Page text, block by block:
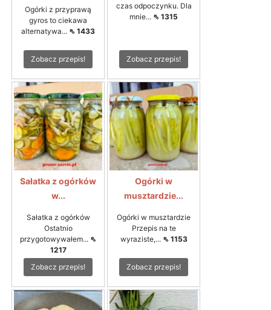
Ogórki z przyprawą
gyros to ciekawa
alternatywa... ⇖ 1433
Zobacz przepis!
czas odpoczynku. Dla
mnie... ⇖ 1315
Zobacz przepis!
Sałatka z ogórków
w...
Sałatka z ogórków
Ostatnio
przygotowywałem... ⇖
1217
Zobacz przepis!
Ogórki w
musztardzie...
Ogórki w musztardzie
Przepis na te
wyraziste,... ⇖ 1153
Zobacz przepis!